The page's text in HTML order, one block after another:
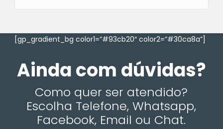
[gp_gradient_bg color1=”#93cb20″ color2=”#30ca8a”]
Ainda com dúvidas?
Como quer ser atendido?
Escolha Telefone, Whatsapp,
Facebook, Email ou Chat.